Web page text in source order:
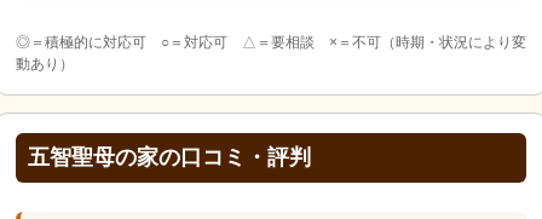
◎＝積極的に対応可 ○＝対応可 △＝要相談 ×＝不可（時期・状況により変
動あり）
五智聖母の家の口コミ・評判